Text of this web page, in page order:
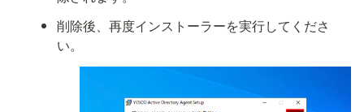
削除後、再度インストーラーを実行してくださ
い。